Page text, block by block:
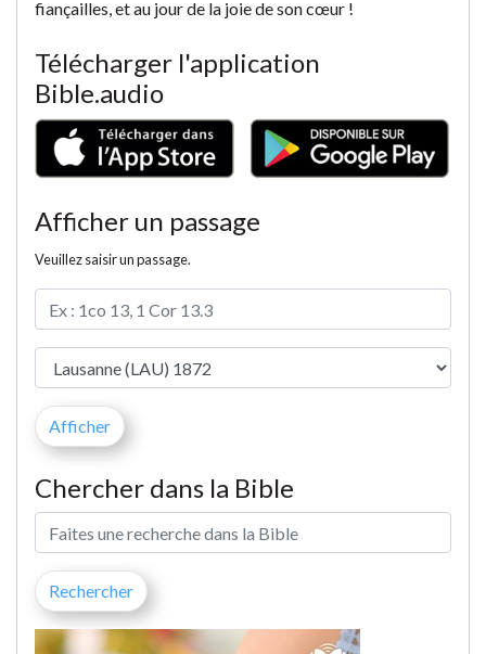
fiançailles, et au jour de la joie de son cœur !
Télécharger l'application
Bible.audio
Afficher un passage
Veuillez saisir un passage.
Chercher dans la Bible